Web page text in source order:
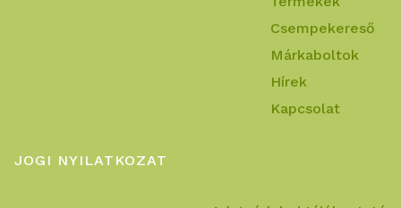
Csempekereső
Márkaboltok
Hírek
Kapcsolat
JOGI NYILATKOZAT